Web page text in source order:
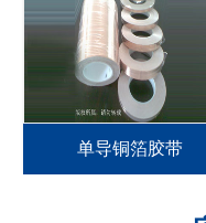
单导铜箔胶带